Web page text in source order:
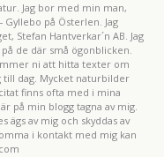
Jag bor med min man,
på Österlen. Jag
Stefan Hantverkar´n AB. Jag
de där små ögonblicken.
ni att hitta texter om
dag. Mycket naturbilder
finns ofta med i mina
på min blogg tagna av mig.
ägs av mig och skyddas av
i kontakt med mig kan